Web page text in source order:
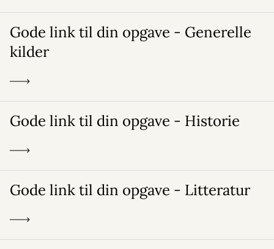
Gode link til din opgave - Generelle
kilder
Gode link til din opgave - Historie
Gode link til din opgave - Litteratur